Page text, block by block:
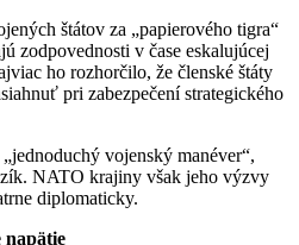
štátov za „papierového tigra“
zodpovednosti v čase eskalujúcej
ho rozhorčilo, že členské štáty
pri zabezpečení strategického
vojenský manéver“,
NATO krajiny však jeho výzvy
diplomaticky.
napätie